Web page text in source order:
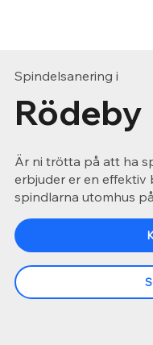
Spindelsanering i
Rödeby
Är ni trötta på att ha
erbjuder er en effektiv
spindlarna utomhus